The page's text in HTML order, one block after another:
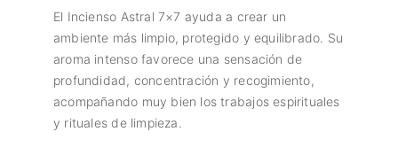
El Incienso Astral 7×7 ayuda a crear un
ambiente más limpio, protegido y equilibrado. Su
aroma intenso favorece una sensación de
profundidad, concentración y recogimiento,
acompañando muy bien los trabajos espirituales
y rituales de limpieza.